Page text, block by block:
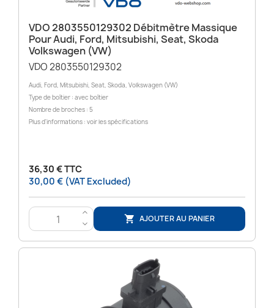
VDO 2803550129302 Débitmètre Massique
Pour Audi, Ford, Mitsubishi, Seat, Skoda
Volkswagen (VW)
VDO 2803550129302
Audi, Ford, Mitsubishi, Seat, Skoda, Volkswagen (VW)
Type de boîtier : avec boîtier
Nombre de broches : 5
Plus d'informations : voir les spécifications
36,30 € TTC
30,00 € (VAT Excluded)
>
<
 AJOUTER AU PANIER